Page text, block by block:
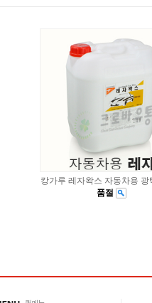
캉가루 레자왁스 자동차용 광
품절